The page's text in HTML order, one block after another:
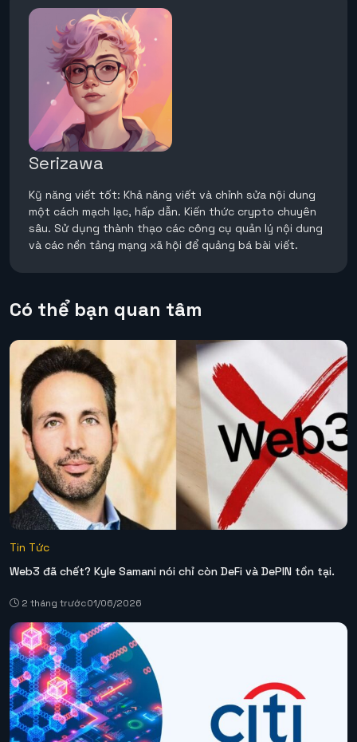
Serizawa
Kỹ năng viết tốt: Khả năng viết và chỉnh sửa nội dung
một cách mạch lạc, hấp dẫn. Kiến thức crypto chuyên
sâu. Sử dụng thành thạo các công cụ quản lý nội dung
và các nền tảng mạng xã hội để quảng bá bài viết.
Có thể bạn quan tâm
Tin Tức
Web3 đã chết? Kyle Samani nói chỉ còn DeFi và DePIN tồn tại.
2 tháng trước01/06/2026